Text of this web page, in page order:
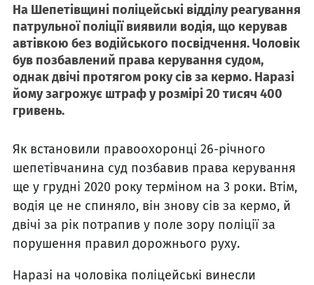
На Шепетівщині поліцейські відділу реагування
патрульної поліції виявили водія, що керував
автівкою без водійського посвідчення. Чоловік
був позбавлений права керування судом,
однак двічі протягом року сів за кермо. Наразі
йому загрожує штраф у розмірі 20 тисяч 400
гривень.
Як встановили правоохоронці 26-річного
шепетівчанина суд позбавив права керування
ще у грудні 2020 року терміном на 3 роки. Втім,
водія це не спиняло, він знову сів за кермо, й
двічі за рік потрапив у поле зору поліції за
порушення правил дорожнього руху.
Наразі на чоловіка поліцейські винесли